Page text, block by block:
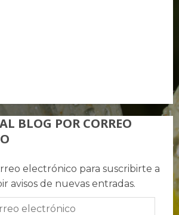
BLOG POR CORREO
electrónico para suscribirte a
avisos de nuevas entradas.